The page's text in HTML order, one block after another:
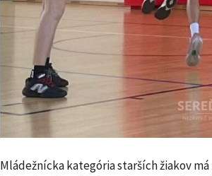
Mládežnícka kategória starších žiakov